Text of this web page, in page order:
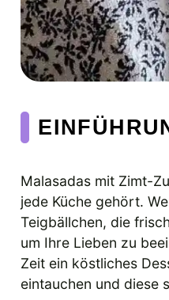
Malasadas mit Zimt-
jede Küche gehört.
Teigbällchen, die
um Ihre Lieben zu
Zeit ein köstliches
eintauchen und diese